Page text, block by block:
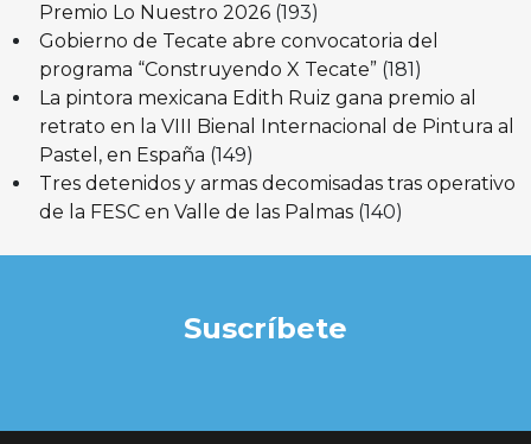
Premio Lo Nuestro 2026 (193)
Gobierno de Tecate abre convocatoria del
programa “Construyendo X Tecate” (181)
La pintora mexicana Edith Ruiz gana premio al
retrato en la VIII Bienal Internacional de Pintura al
Pastel, en España (149)
Tres detenidos y armas decomisadas tras operativo
de la FESC en Valle de las Palmas (140)
Suscríbete